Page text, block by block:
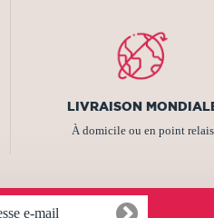
LIVRAISON
À domicile ou en point relais